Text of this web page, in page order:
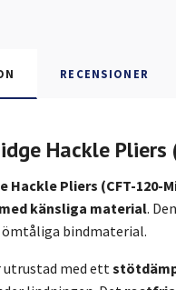
RECENSIONER
Hackle Pliers
Hackle Pliers (CFT-120-
känsliga material.
ömtåliga bindmaterial.
utrustad med ett